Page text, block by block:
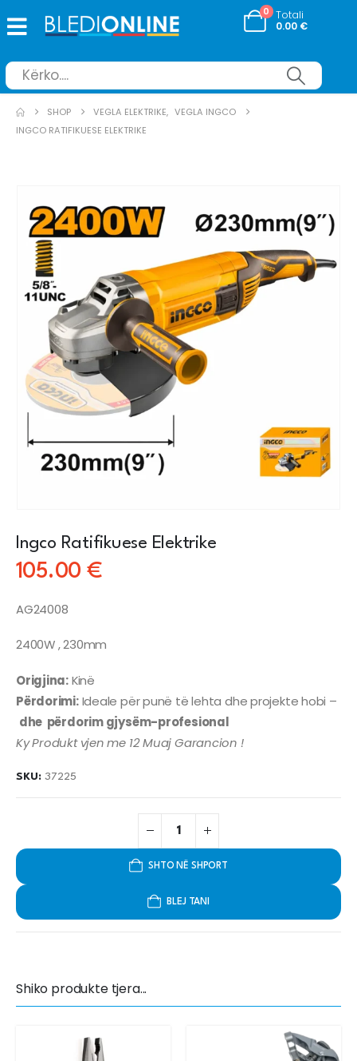
0 Totali
0.00 €
SHOP VEGLA ELEKTRIKE, VEGLA INGCO
INGCO RATIFIKUESE ELEKTRIKE
Ingco Ratifikuese Elektrike
105.00 €
AG24008
2400W , 230mm
Origjina:Kinë
Përdorimi:Ideale për punë të lehta dhe projekte hobi –
dhe përdorim gjysëm-profesional
Ky Produkt vjen me 12 Muaj Garancion !
SKU: 37225
SHTO NË SHPORT
BLEJ TANI
Shiko produkte tjera...